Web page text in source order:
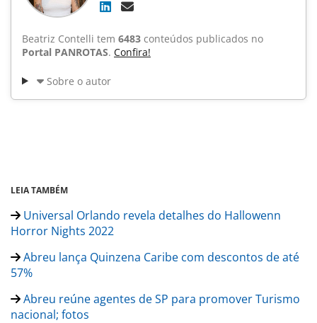
Beatriz Contelli tem 6483 conteúdos publicados no
Portal PANROTAS. Confira!
Sobre o autor
LEIA TAMBÉM
Universal Orlando revela detalhes do Hallowenn
Horror Nights 2022
Abreu lança Quinzena Caribe com descontos de até
57%
Abreu reúne agentes de SP para promover Turismo
nacional; fotos